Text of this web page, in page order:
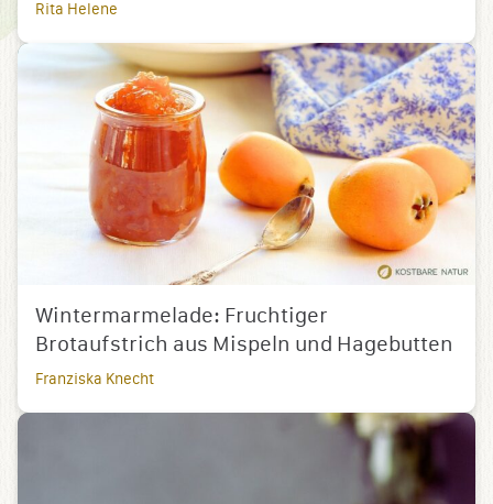
Rita Helene
Wintermarmelade: Fruchtiger
Brotaufstrich aus Mispeln und Hagebutten
Franziska Knecht